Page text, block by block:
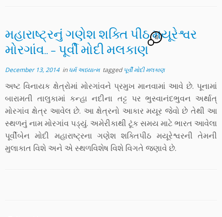
મહારાષ્ટ્રનું ગણેશ શક્તિ પીઠ મયૂરેશ્વર
મોરગાંવ.. – પૂર્વી મોદી મલકાણ
10
December 13, 2014inધર્મ અધ્યાત્મ taggedપૂર્વી મોદી મલકાણ
અષ્ટ વિનાયક ક્ષેત્રોમાં મોરગાંવને પ્રમુખ માનવામાં આવે છે. પૂનામાં
બારામતી તાલુકામાં કન્હા નદીના તટ્ટ પર ભુસ્વાનંદભુવન અર્થાત્
મોરગાંવ ક્ષેત્ર આવેલ છે. આ ક્ષેત્રનો આકાર મયૂર જેવો છે તેથી આ
સ્થળનું નામ મોરગાંવ પડ્યું. અમેરીકાથી ટૂંક સમય માટે ભારત આવેલા
પૂર્વીબેન મોદી મહારાષ્ટ્રના ગણેશ શક્તિપીઠ મયૂરેશ્વરની તેમની
મુલાકાત વિશે અને એ સ્થળવિશેષ વિશે વિગતે જણાવે છે.